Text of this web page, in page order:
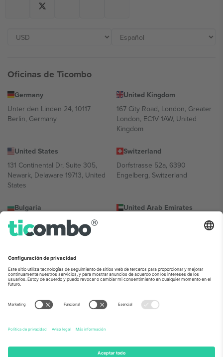
Oficinas de Ticombo
Germany
Unter den Linden 24, 10117
Berlin, Germany
United Kingdom
167 City Road, London, Greater
London, EC1V 1AW, United
Kingdom
United States
131 Continental Dr, Suite 305,
Newark, Delaware 19713, United
States
Switzerland
Dorfstrasse 52a, 6390
Engelberg, Switzerland
Bulgaria
Regus Sofia City West, bul
Totleben 53-55, 1606 Sofia,
United Arab Emirates
UAE Dubai Silicon Oasis, DDP
Building A1, Office 302, Dubai,
Mexico
Av Chapultepec 360, Roma
Norte, Cuauhtémoc, 06700
Ciudad de México, CDMX,
Mexico
La entidad jurídica del proveedor de la plataforma puede variar en
información, consulte la página específica del evento, el pie de